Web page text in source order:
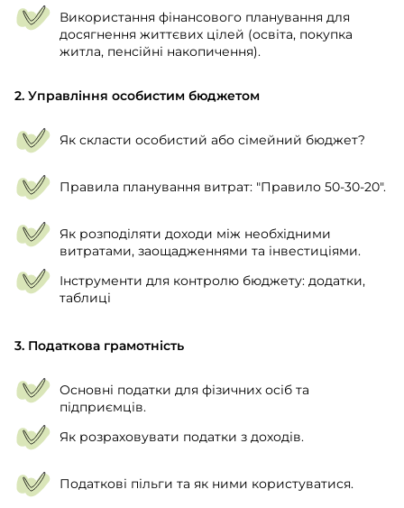
Використання фінансового планування для
досягнення життєвих цілей (освіта, покупка
житла, пенсійні накопичення).
2. Управління особистим бюджетом
Як скласти особистий або сімейний бюджет?
Правила планування витрат: "Правило 50-30-20".
Як розподіляти доходи між необхідними
витратами, заощадженнями та інвестиціями.
Інструменти для контролю бюджету: додатки,
таблиці
3. Податкова грамотність
Основні податки для фізичних осіб та
підприємців.
Як розраховувати податки з доходів.
Податкові пільги та як ними користуватися.